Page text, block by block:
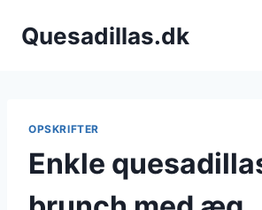
Quesadillas.dk
OPSKRIFTER
Enkle